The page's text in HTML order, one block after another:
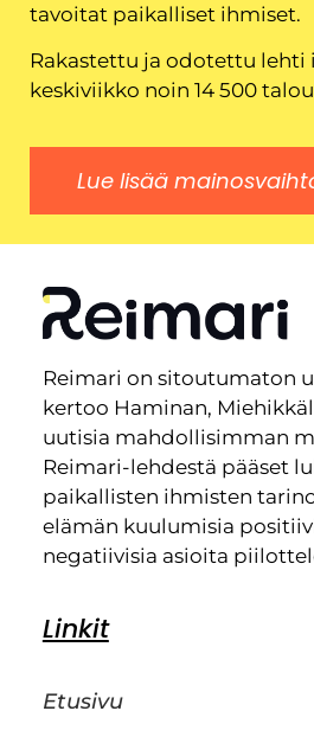
tavoitat paikalliset ihmiset.
Rakastettu ja odotettu lehti
keskiviikko noin 14 500
Lue lisää
Reimari on sitoutumaton
kertoo Haminan,
uutisia mahdollisimman
Reimari-lehdestä pääset
paikallisten ihmisten
elämän kuulumisia
negatiivisia asioita
Linkit
Etusivu